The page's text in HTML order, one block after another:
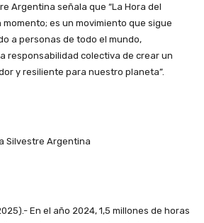
Argentina señala que “La Hora del
es un movimiento que sigue
a personas de todo el mundo,
responsabilidad colectiva de crear un
y resiliente para nuestro planeta”.
Silvestre Argentina
En el año 2024, 1,5 millones de horas